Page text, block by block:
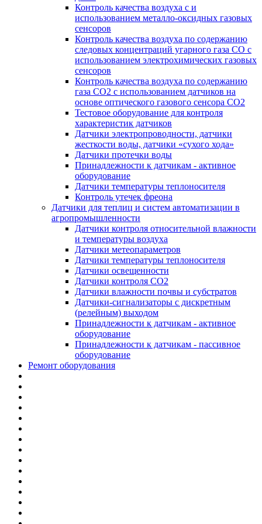
Контроль качества воздуха с и
использованием металло-оксидных газовых
сенсоров
Контроль качества воздуха по содержанию
следовых концентраций угарного газа СО с
использованием электрохимических газовых
сенсоров
Контроль качества воздуха по содержанию
газа СО2 с использованием датчиков на
основе оптического газового сенсора СО2
Тестовое оборудование для контроля
характеристик датчиков
Датчики электропроводности, датчики
жесткости воды, датчики «сухого хода»
Датчики протечки воды
Принадлежности к датчикам - активное
оборудование
Датчики температуры теплоносителя
Контроль утечек фреона
Датчики для теплиц и систем автоматизации в
агропромышленности
Датчики контроля относительной влажности
и температуры воздуха
Датчики метеопараметров
Датчики температуры теплоносителя
Датчики освещенности
Датчики контроля CO2
Датчики влажности почвы и субстратов
Датчики-сигнализаторы с дискретным
(релейным) выходом
Принадлежности к датчикам - активное
оборудование
Принадлежности к датчикам - пассивное
оборудование
Ремонт оборудования